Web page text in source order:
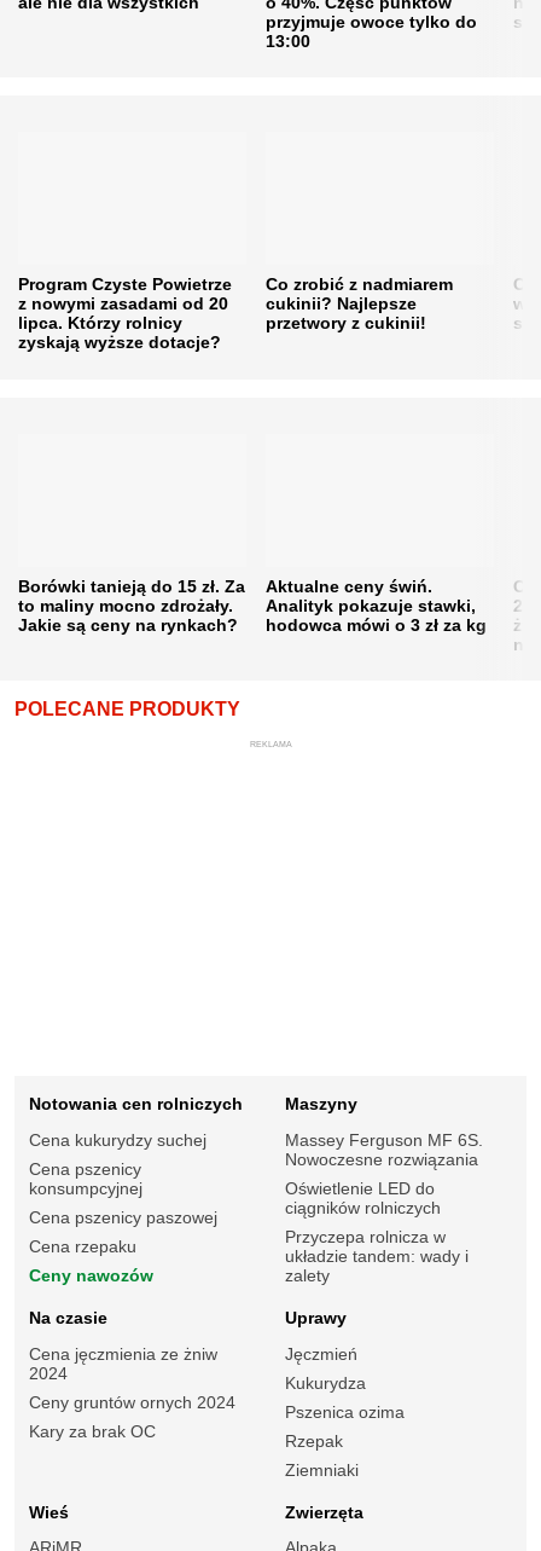
przyjmuje owoce tylko do
13:00
Program Czyste Powietrze
z nowymi zasadami od 20
lipca. Którzy rolnicy
zyskają wyższe dotacje?
Co zrobić z nadmiarem
cukinii? Najlepsze
przetwory z cukinii!
w
Borówki tanieją do 15 zł. Za
to maliny mocno zdrożały.
Jakie są ceny na rynkach?
Aktualne ceny świń.
Analityk pokazuje stawki,
hodowca mówi o 3 zł za kg
POLECANE PRODUKTY
REKLAMA
Notowania cen rolniczych
Cena kukurydzy suchej
Cena pszenicy
konsumpcyjnej
Cena pszenicy paszowej
Cena rzepaku
Ceny nawozów
Maszyny
Massey Ferguson MF 6S.
Nowoczesne rozwiązania
Oświetlenie LED do
ciągników rolniczych
Przyczepa rolnicza w
układzie tandem: wady i
zalety
Na czasie
Cena jęczmienia ze żniw
2024
Ceny gruntów ornych 2024
Kary za brak OC
Uprawy
Jęczmień
Kukurydza
Pszenica ozima
Rzepak
Ziemniaki
Wieś
Zwierzęta